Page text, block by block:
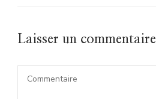
Laisser un commentaire